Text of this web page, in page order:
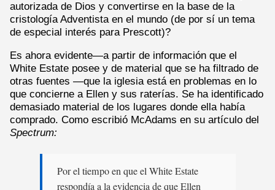
autorizada de Dios y convertirse en la base de la
cristología Adventista en el mundo (de por sí un tema
de especial interés para Prescott)?
Es ahora evidente—a partir de información que el
White Estate posee y de material que se ha filtrado de
otras fuentes —que la iglesia está en problemas en lo
que concierne a Ellen y sus raterías. Se ha identificado
demasiado material de los lugares donde ella había
comprado. Como escribió McAdams en su artículo del
Spectrum:
Por el tiempo en que el White Estate
respondía a la evidencia de que Ellen